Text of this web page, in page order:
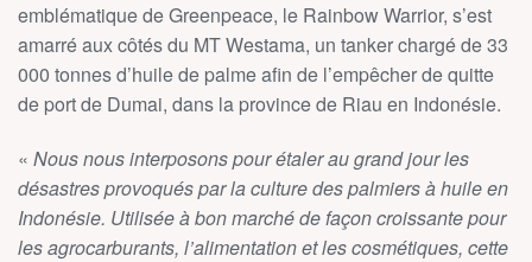
emblématique de Greenpeace, le Rainbow Warrior, s’est
amarré aux côtés du MT Westama, un tanker chargé de 33
000 tonnes d’huile de palme afin de l’empêcher de quitte
de port de Dumai, dans la province de Riau en Indonésie.
« Nous nous interposons pour étaler au grand jour les
désastres provoqués par la culture des palmiers à huile en
Indonésie. Utilisée à bon marché de façon croissante pour
les agrocarburants, l’alimentation et les cosmétiques, cette